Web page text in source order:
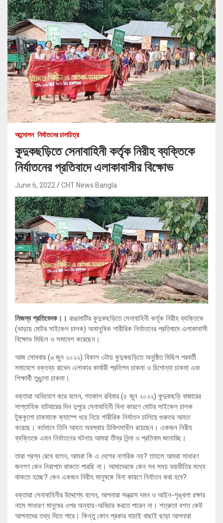
আন্দোলন নির্যাতনের চালচিত্র
কুদুকছড়িতে সেনাবাহিনী কর্তৃক নিরীহ ব্যক্তিকে
নির্যাতনের প্রতিবাদে এলাকাবাসীর বিক্ষোভ
June 6, 2022 CHT News Bangla
নিজস্ব প্রতিবেদক।। রাঙামাটির কুদুকছড়িতে সেনাবাহিনী কর্তৃক নিরীহ ব্যক্তিকে
(ভাড়ায় মোটর সাইকেল চালক) অমানুষিক শারীরিক নির্যাতনের প্রতিবাদে এলাকাবাসী
বিক্ষোভ মিছিল ও সমাবেশ করেছেন।
আজ সোমবার (৬ জুন ২০২২) বিকাল ৩টায় কুদুকছড়িতে অনুষ্ঠিত মিছিল পরবর্তী
সমাবেশে বক্তব্য রাখেন এলাকার কার্বারী প্রতিপন চাকমা ও চিগোন্যা চাকমা এবং
শিক্ষার্থী তুঙুলো চাকমা।
বক্তারা অভিযোগ করে বলেন, গতকাল রবিবার (৫ জুন ২০২২) কুদুকছড়ি বাজারের
সাপ্তাহিক হাটবারের দিন দুপুরে সেনাবাহিনী বিনা কারণে মোটর সাইকেল চালক
টুক্কুলো চাকমাকে ক্যাম্পে ধরে নিয়ে শারীরিক নির্যাতন চালিয়ে গুরুতর আহত
করেছে। বর্তমানে তিনি আহত অবস্থায় চিকিৎসাধীন রয়েছেন। একজন নিরীহ
ব্যক্তিকে এমন নির্যাতনের ঘটনায় আমরা তীব্র নিন্দা ও প্রতিবাদ জানাচ্ছি।
তারা প্রশ্ন রেখে বলেন, আমরা কি এ দেশের নাগরিক নয়? তাহলে আমরা সাধারণ
জনগণ কেন নিরাপদে থাকতে পারছি না। আমাদেরকে কেন সব সময় ভয়ভীতির মধ্যে
থাকতে হচ্ছে? কেন একজন নিরীহ মানুষকে বিনা কারণে নির্যাতন করা হবে?
বক্তারা সেনাবাহিনীর উদ্দেশ্যে বলেন, আপনারা সন্ত্রাস দমন ও আইন-শৃঙ্খলা রক্ষার
নামে সাধারণ মানুষের ওপর অন্যায়-অবিচার করতে পারেন না। শত্রুতা বশত কেউ
আপনাদের তথ্য দিতে পারে। কিন্তু কোন প্রকার যাচাই বাছাই ছাড়া আপনারা